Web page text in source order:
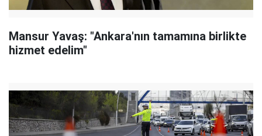
Mansur Yavaş: "Ankara'nın tamamına birlikte
hizmet edelim"